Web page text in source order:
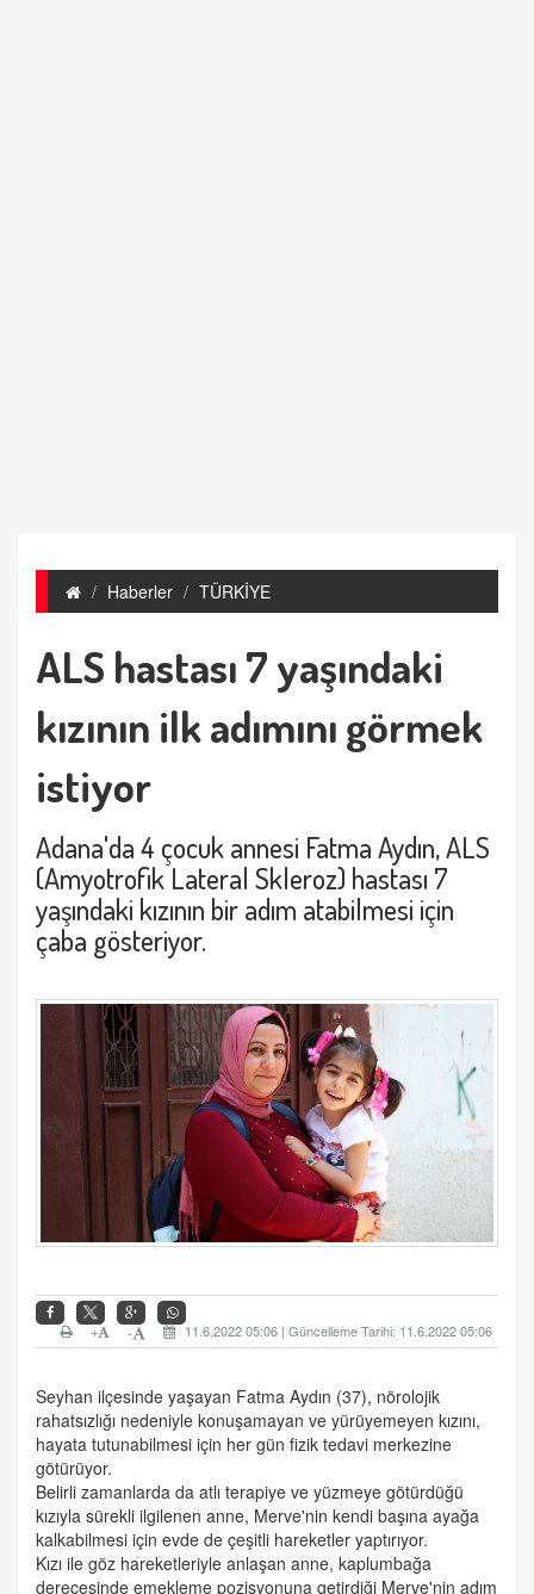
Haberler TÜRKİYE
ALS hastası 7 yaşındaki
kızının ilk adımını görmek
istiyor
Adana'da 4 çocuk annesi Fatma Aydın, ALS
(Amyotrofik Lateral Skleroz) hastası 7
yaşındaki kızının bir adım atabilmesi için
çaba gösteriyor.
11.6.2022 05:06 | Güncelleme Tarihi: 11.6.2022 05:06
-
+
Seyhan ilçesinde yaşayan Fatma Aydın (37), nörolojik
rahatsızlığı nedeniyle konuşamayan ve yürüyemeyen kızını,
hayata tutunabilmesi için her gün fizik tedavi merkezine
götürüyor.
Belirli zamanlarda da atlı terapiye ve yüzmeye götürdüğü
kızıyla sürekli ilgilenen anne, Merve'nin kendi başına ayağa
kalkabilmesi için evde de çeşitli hareketler yaptırıyor.
Kızı ile göz hareketleriyle anlaşan anne, kaplumbağa
derecesinde emekleme pozisyonuna getirdiği Merve'nin adım